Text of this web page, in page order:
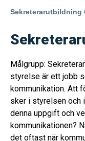
Aktuell sida:
Sekreterarutbildning
Målgrupp:
styrelse är ett jobb
kommunikation. Att
sker i styrelsen och
denna uppgift och
kommunikationen?
det oftast när